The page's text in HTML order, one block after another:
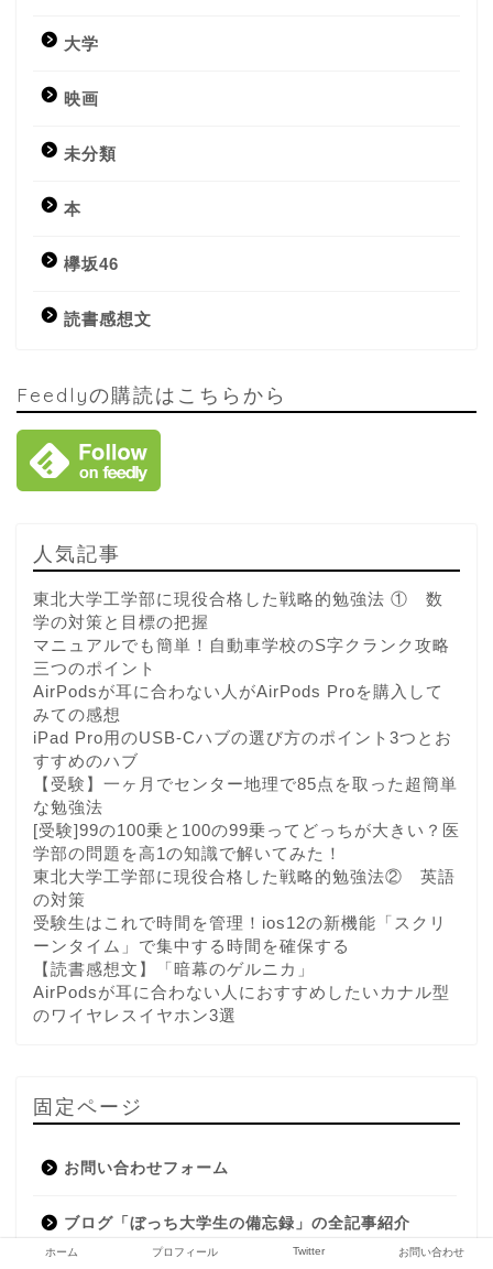
大学
映画
未分類
本
欅坂46
読書感想文
Feedlyの購読はこちらから
人気記事
東北大学工学部に現役合格した戦略的勉強法 ① 数
学の対策と目標の把握
マニュアルでも簡単！自動車学校のS字クランク攻略
三つのポイント
AirPodsが耳に合わない人がAirPods Proを購入して
みての感想
iPad Pro用のUSB-Cハブの選び方のポイント3つとお
すすめのハブ
【受験】一ヶ月でセンター地理で85点を取った超簡単
な勉強法
[受験]99の100乗と100の99乗ってどっちが大きい？医
学部の問題を高1の知識で解いてみた！
東北大学工学部に現役合格した戦略的勉強法② 英語
の対策
受験生はこれで時間を管理！ios12の新機能「スクリ
ーンタイム」で集中する時間を確保する
【読書感想文】「暗幕のゲルニカ」
AirPodsが耳に合わない人におすすめしたいカナル型
のワイヤレスイヤホン3選
固定ページ
お問い合わせフォーム
ブログ「ぼっち大学生の備忘録」の全記事紹介
ホーム プロフィール Twitter お問い合わせ